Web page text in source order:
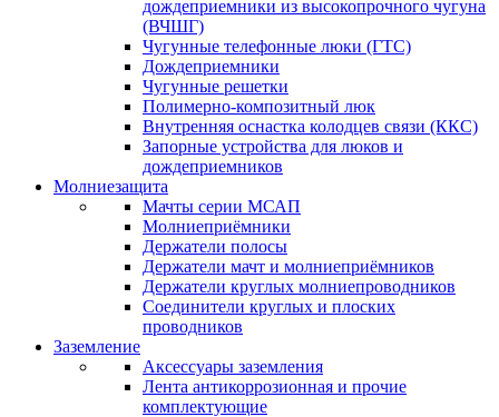
дождеприемники из высокопрочного чугуна
(ВЧШГ)
Чугунные телефонные люки (ГТС)
Дождеприемники
Чугунные решетки
Полимерно-композитный люк
Внутренняя оснастка колодцев связи (ККС)
Запорные устройства для люков и
дождеприемников
Молниезащита
Мачты серии МСАП
Молниеприёмники
Держатели полосы
Держатели мачт и молниеприёмников
Держатели круглых молниепроводников
Cоединители круглых и плоских
проводников
Заземление
Аксессуары заземления
Лента антикоррозионная и прочие
комплектующие